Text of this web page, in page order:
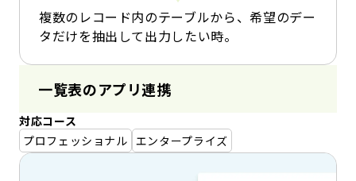
複数のレコード内のテーブルから、希望のデー
タだけを抽出して出力したい時。
一覧表のアプリ連携
対応コース
プロフェッショナル エンタープライズ